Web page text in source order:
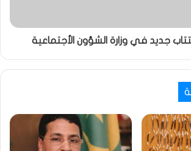
جديد في وزارة الشؤون الأجتماعية